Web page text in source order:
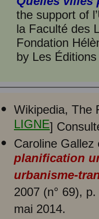
the support of
la Faculté des
Fondation
by Les
Wikipedia, The
LIGNE]
Caroline Gallez
planification
urbanisme-
2007 (n° 69),
mai 2014.